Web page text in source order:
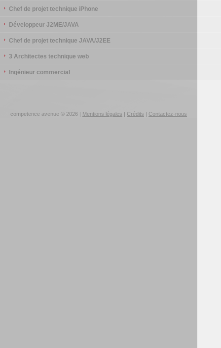
Chef de projet technique iPhone
Développeur J2ME/JAVA
Chef de projet technique JAVA/J2EE
3 Architectes technique web
Ingénieur commercial
competence avenue © 2026 | Mentions légales Crédits Contactez-nous